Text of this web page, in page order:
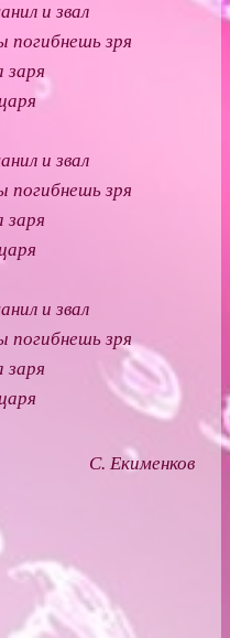
и звал
погибнешь зря
заря
и звал
погибнешь зря
заря
и звал
погибнешь зря
заря
C. Екименков